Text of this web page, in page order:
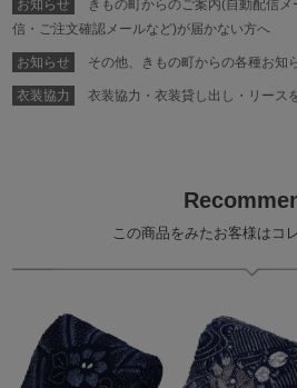
お知らせ
きもの町からのご案内(自動配信メ
信・ご注文確認メールなど)が届かない方へ
お知らせ その他、きもの町からの各種お知
衣装協力 衣装協力・衣装貸し出し・リース
この商品をみたお客様はコ